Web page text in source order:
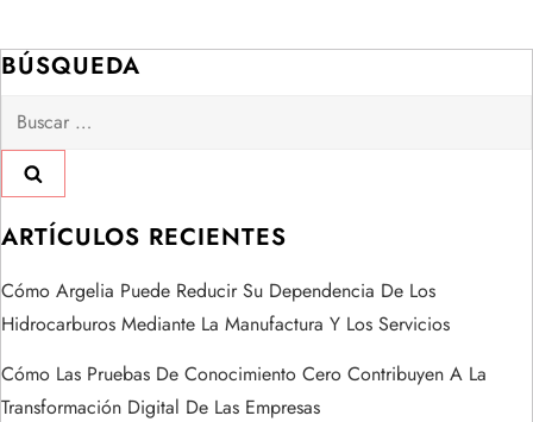
g
a
c
i
ó
n
BÚSQUEDA
Buscar:
ARTÍCULOS RECIENTES
Cómo Argelia Puede Reducir Su Dependencia De Los
Hidrocarburos Mediante La Manufactura Y Los Servicios
Cómo Las Pruebas De Conocimiento Cero Contribuyen A La
Transformación Digital De Las Empresas